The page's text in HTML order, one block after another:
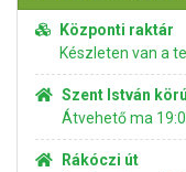
Központi raktár
Készleten van a
Szent István
Átvehető ma
Rákóczi út